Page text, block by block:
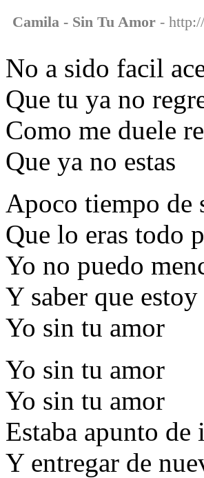
Camila - Sin Tu Amor -
No a sido facil
Que tu ya no
Como me duele
Que ya no estas
Apoco tiempo de
Que lo eras todo
Yo no puedo
Y saber que
Yo sin tu amor
Yo sin tu amor
Yo sin tu amor
Estaba apunto de
Y entregar de